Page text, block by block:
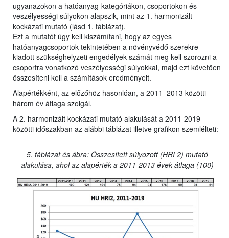
ugyanazokon a hatóanyag-kategóriákon, csoportokon és
veszélyességi súlyokon alapszik, mint az 1. harmonizált
kockázati mutató (lásd 1. táblázat).
Ezt a mutatót úgy kell kiszámítani, hogy az egyes
hatóanyagcsoportok tekintetében a növényvédő szerekre
kiadott szükséghelyzeti engedélyek számát meg kell szorozni a
csoportra vonatkozó veszélyességi súlyokkal, majd ezt követően
összesíteni kell a számítások eredményeit.
Alapértékként, az előzőhöz hasonlóan, a 2011–2013 közötti
három év átlaga szolgál.
A 2. harmonizált kockázati mutató alakulását a 2011-2019
közötti időszakban az alábbi táblázat illetve grafikon szemlélteti:
5. táblázat és ábra: Összesített súlyozott (HRI 2) mutató
alakulása, ahol az alapérték a 2011-2013 évek átlaga (100)